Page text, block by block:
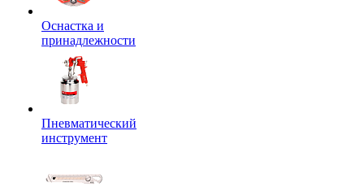
Оснастка и
принадлежности
Пневматический
инструмент